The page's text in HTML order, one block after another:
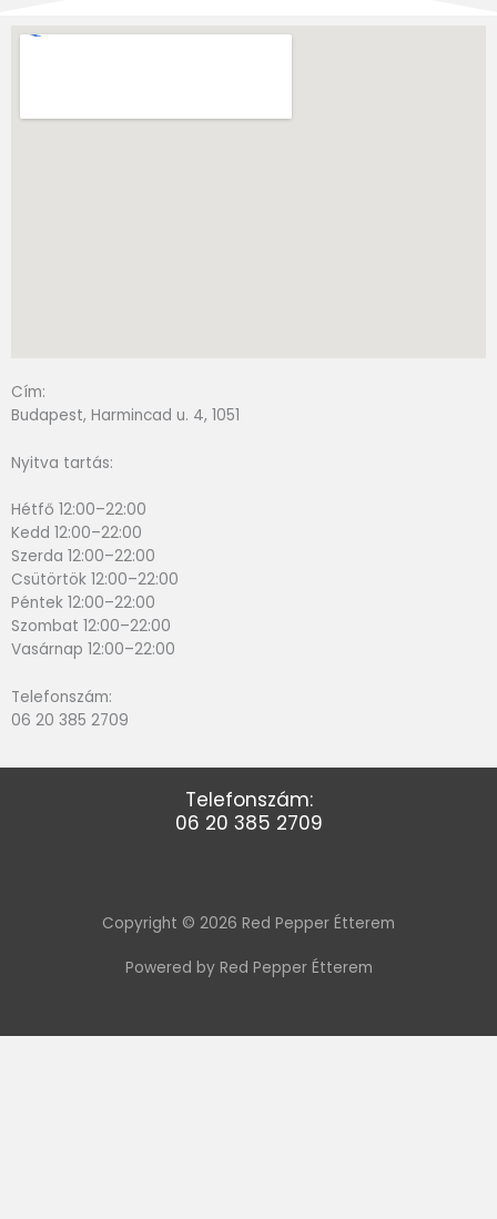
Cím:
Budapest, Harmincad u. 4, 1051
Nyitva tartás:
Hétfő 12:00–22:00
Kedd 12:00–22:00
Szerda 12:00–22:00
Csütörtök 12:00–22:00
Péntek 12:00–22:00
Szombat 12:00–22:00
Vasárnap 12:00–22:00
Telefonszám:
06 20 385 2709
Telefonszám:
06 20 385 2709
Copyright © 2026 Red Pepper Étterem
Powered by Red Pepper Étterem